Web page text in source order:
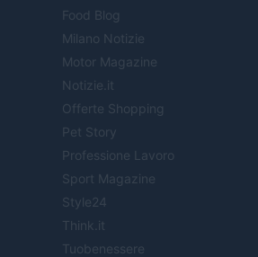
Food Blog
Milano Notizie
Motor Magazine
Notizie.it
Offerte Shopping
Pet Story
Professione Lavoro
Sport Magazine
Style24
Think.it
Tuobenessere